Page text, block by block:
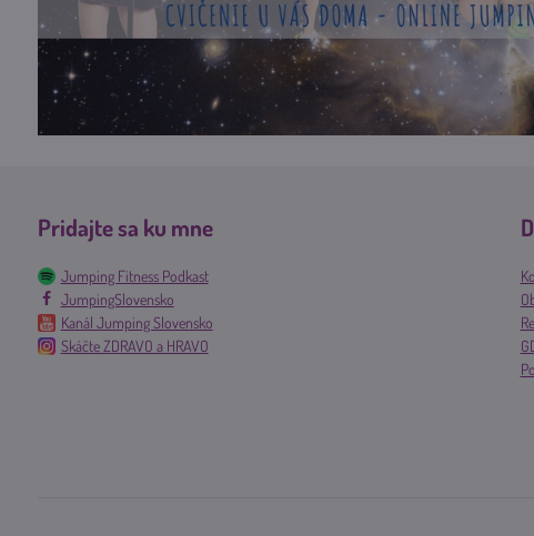
Pridajte sa ku mne
Jumping Fitness Podkast
JumpingSlovensko
Kanál Jumping Slovensko
Skáčte ZDRAVO a HRAVO